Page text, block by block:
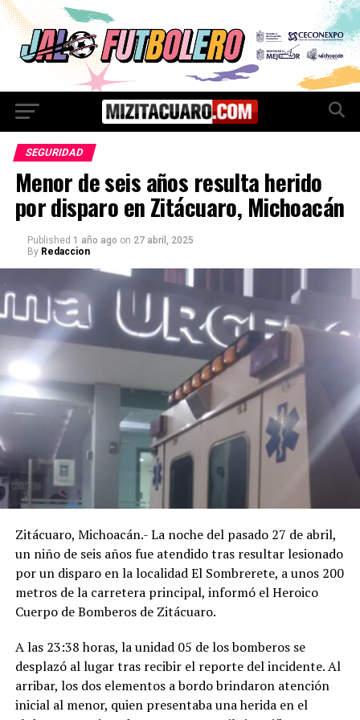
SEGURIDAD
Menor de seis años resulta herido
por disparo en Zitácuaro, Michoacán
Published 1 año ago on 27 abril, 2025
By Redaccion
Zitácuaro, Michoacán.- La noche del pasado 27 de abril,
un niño de seis años fue atendido tras resultar lesionado
por un disparo en la localidad El Sombrerete, a unos 200
metros de la carretera principal, informó el Heroico
Cuerpo de Bomberos de Zitácuaro.
A las 23:38 horas, la unidad 05 de los bomberos se
desplazó al lugar tras recibir el reporte del incidente. Al
arribar, los dos elementos a bordo brindaron atención
inicial al menor, quien presentaba una herida en el